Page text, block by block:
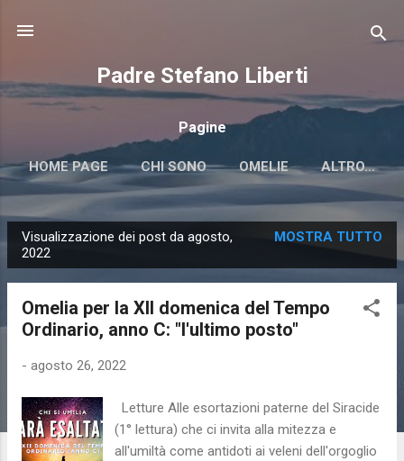
Padre Stefano Liberti
Pagine
HOME PAGE CHI SONO OMELIE ALTRO…
o
Visualizzazione dei post da agosto,
2022
MOSTRA TUTTO
Omelia per la XII domenica del Tempo
Ordinario, anno C: "l'ultimo posto"
- agosto 26, 2022
Letture Alle esortazioni paterne del Siracide
(1° lettura) che ci invita alla mitezza e
all'umiltà come antidoti ai veleni dell'orgoglio